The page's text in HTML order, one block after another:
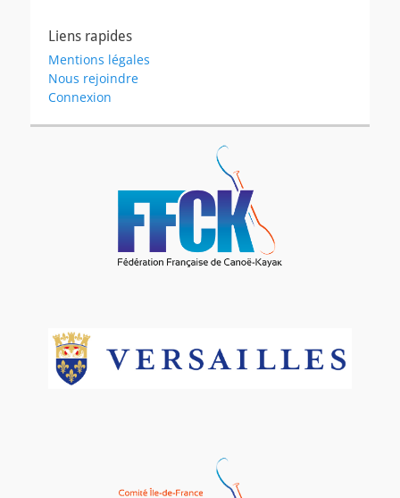
Liens rapides
Mentions légales
Nous rejoindre
Connexion